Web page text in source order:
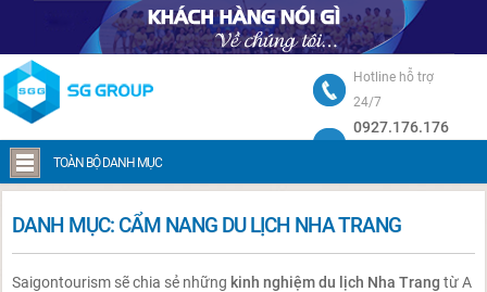
Hotline hỗ trợ
24/7
0927.176.176
TOÀN BỘ DANH MỤC
Trang chủ
DANH MỤC: CẨM NANG DU LỊCH NHA TRANG
Saigontourism sẽ chia sẻ những kinh nghiệm du lịch Nha Trang từ A